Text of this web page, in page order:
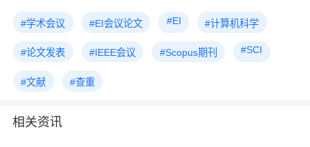
#学术会议 #EI会议论文 #EI #计算机科学
#论文发表 #IEEE会议 #Scopus期刊 #SCI
#文献 #查重
相关资讯